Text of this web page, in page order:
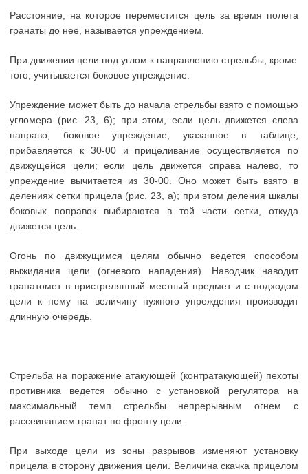
Расстояние, на которое переместится цель за время полета
гранаты до нее, называется упреждением.
При движении цели под углом к направлению стрельбы, кроме
того, учитывается боковое упреждение.
Упреждение может быть до начала стрельбы взято с помощью
угломера (рис. 23, 6); при этом, если цель движется слева
направо, боковое упреждение, указанное в таблице,
прибавляется к 30-00 и прицеливание осуществляется по
движущейся цели; если цель движется справа налево, то
упреждение вычитается из 30-00. Оно может быть взято в
делениях сетки прицела (рис. 23, а); при этом деления шкалы
боковых поправок выбираются в той части сетки, откуда
движется цель.
Огонь по движущимся целям обычно ведется способом
выжидания цели (огневого нападения). Наводчик наводит
гранатомет в пристрелянный местный предмет и с подходом
цели к нему на величину нужного упреждения производит
длинную очередь.
Стрельба на поражение атакующей (контратакующей) пехоты
противника ведется обычно с установкой регулятора на
максимальный темп стрельбы непрерывным огнем с
рассеиванием гранат по фронту цели.
При выходе цели из зоны разрывов изменяют установку
прицела в сторону движения цели. Величина скачка прицелом